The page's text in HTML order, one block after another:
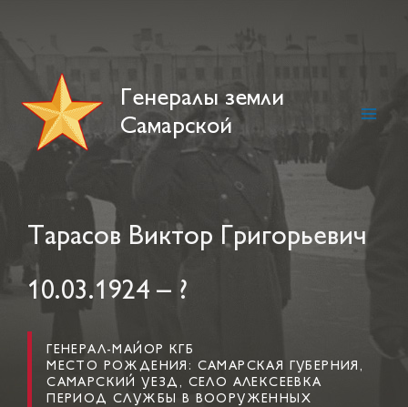
Генералы земли
Самарской
Тарасов Виктор Григорьевич
10.03.1924 – ?
ГЕНЕРАЛ-МАЙОР КГБ
МЕСТО РОЖДЕНИЯ: САМАРСКАЯ ГУБЕРНИЯ,
САМАРСКИЙ УЕЗД, СЕЛО АЛЕКСЕЕВКА
ПЕРИОД СЛУЖБЫ В ВООРУЖЕННЫХ